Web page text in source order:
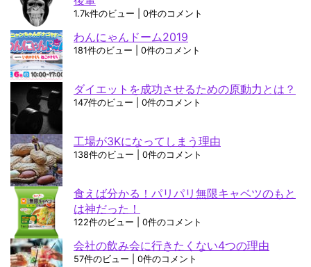
1.7k件のビュー 0件のコメント
わんにゃんドーム2019
181件のビュー 0件のコメント
ダイエットを成功させるための原動力とは？
147件のビュー 0件のコメント
工場が3Kになってしまう理由
138件のビュー 0件のコメント
食えば分かる！パリパリ無限キャベツのもと
は神だった！
122件のビュー 0件のコメント
会社の飲み会に行きたくない4つの理由
57件のビュー 0件のコメント